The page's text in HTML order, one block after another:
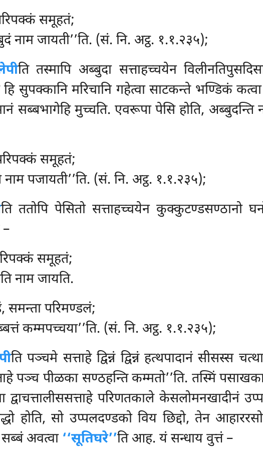
समूहतं;
नाम जायती’’ति. (सं. नि. अट्ठ. १.१.२३५);
ति तस्मापि अब्बुदा सत्ताहच्चयेन
हि सुपक्कानि मरिचानि गहेत्वा साटकन्ते भण्डिकं
सब्बभागेहि मुच्चति. एवरूपा पेसि होति, अब्बुदन्ति
समूहतं;
नाम पजायती’’ति. (सं. नि. अट्ठ. १.१.२३५);
ति ततोपि पेसितो सत्ताहच्चयेन कुक्कुटण्डसण्ठानो
समूहतं;
नाम जायति.
समन्ता परिमण्डलं;
कम्मपच्चया’’ति. (सं. नि. अट्ठ. १.१.२३५);
ति पञ्चमे सत्ताहे द्विन्नं द्विन्नं हत्थपादानं सीसस्स
पञ्च पीळका सण्ठहन्ति कम्मतो’’ति. तस्मिं
द्वाचत्तालीससत्ताहे परिणतकाले केसलोमनखादीनं
होति, सो उप्पलदण्डको विय छिद्दो, तेन
सब्बं अवत्वा ‘‘सूतिघरे’’ति आह. यं सन्धाय वुत्तं –